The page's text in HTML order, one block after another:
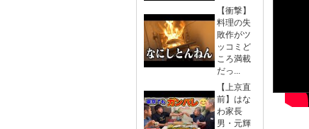
【衝撃】
料理の失
敗作がツ
ッコミど
ころ満載
だっ...
【上京直
前】はな
わ家長
男・元輝